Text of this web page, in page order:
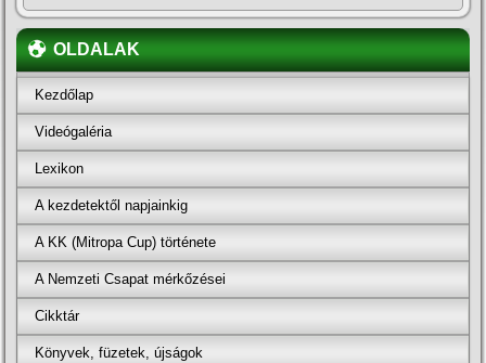
OLDALAK
Kezdőlap
Videógaléria
Lexikon
A kezdetektől napjainkig
A KK (Mitropa Cup) története
A Nemzeti Csapat mérkőzései
Cikktár
Könyvek, füzetek, újságok